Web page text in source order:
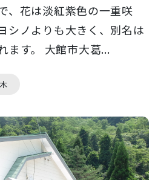
、花は淡紅紫色の一重咲
シノよりも大きく、別名は
ます。 大館市大葛...